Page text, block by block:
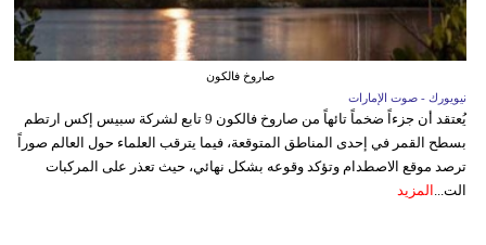
صاروخ فالكون
نيويورك - صوت الإمارات
يُعتقد أن جزءاً ضخماً تائهاً من صاروخ فالكون 9 تابع لشركة سبيس إكس ارتطم
بسطح القمر في إحدى المناطق المتوقعة، فيما يترقب العلماء حول العالم صوراً
ترصد موقع الاصطدام وتؤكد وقوعه بشكل نهائي، حيث تعذر على المركبات
الت...
المزيد